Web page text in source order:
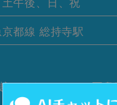
土午後、日、祝
都線 総持寺駅
しください。 © 耳